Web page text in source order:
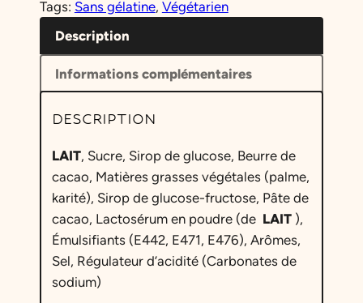
i
a
l
é
a
i
t
:
l
e
s
:
2
,
Tags: Sans gélatine, Végétarien
Description
Informations complémentaires
DESCRIPTION
LAIT, Sucre, Sirop de glucose, Beurre de
cacao, Matières grasses végétales (palme,
karité), Sirop de glucose-fructose, Pâte de
cacao, Lactosérum en poudre (de LAIT ),
Émulsifiants (E442, E471, E476), Arômes,
Sel, Régulateur d’acidité (Carbonates de
sodium)